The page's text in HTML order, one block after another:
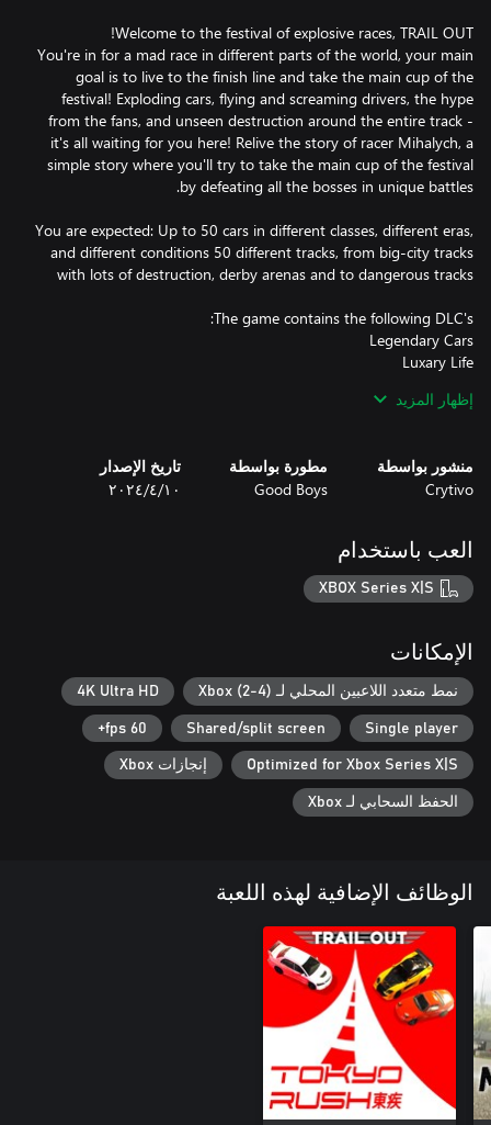
You're in for a mad race in different parts of the world, your main
goal is to live to the finish line and take the main cup of the
festival! Exploding cars, flying and screaming drivers, the hype
from the fans, and unseen destruction around the entire track -
it's all waiting for you here! Relive the story of racer Mihalych, a
simple story where you'll try to take the main cup of the festival
You are expected: Up to 50 cars in different classes, different eras,
and different conditions 50 different tracks, from big-city tracks
Hunt 007 Special
إظهار المزيد
منشور بواسطة
Crytivo
مطورة بواسطة
Good Boys
تاريخ الإصدار
١٠‏/٤‏/٢٠٢٤
العب باستخدام
XBOX Series X|S
الإمكانات
نمط متعدد اللاعبين المحلي لـ Xbox (2-4) 4K Ultra HD
Single player
Shared/split screen
60 fps+
Optimized for Xbox Series X|S إنجازات Xbox
الحفظ السحابي لـ Xbox
الوظائف الإضافية لهذه اللعبة